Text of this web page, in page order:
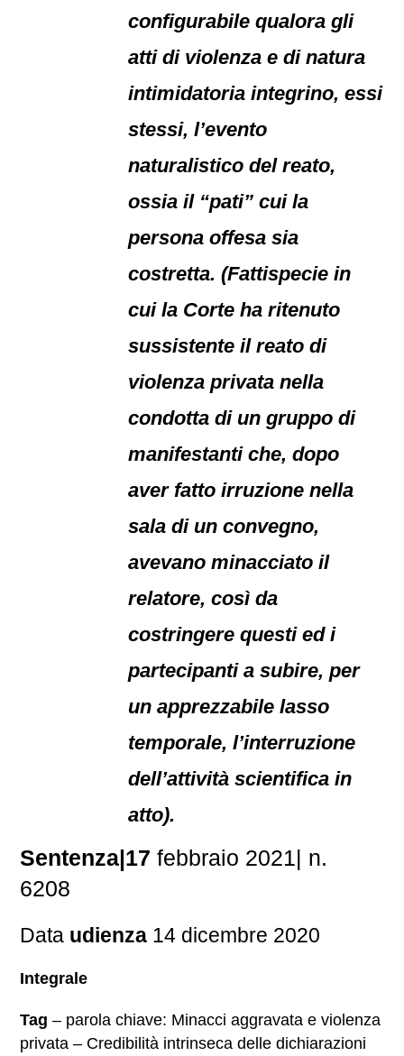
configurabile qualora gli
atti di violenza e di natura
intimidatoria integrino, essi
stessi, l’evento
naturalistico del reato,
ossia il “pati” cui la
persona offesa sia
costretta. (Fattispecie in
cui la Corte ha ritenuto
sussistente il reato di
violenza privata nella
condotta di un gruppo di
manifestanti che, dopo
aver fatto irruzione nella
sala di un convegno,
avevano minacciato il
relatore, così da
costringere questi ed i
partecipanti a subire, per
un apprezzabile lasso
temporale, l’interruzione
dell’attività scientifica in
atto).
Sentenza|17 febbraio 2021| n.
6208
Data udienza 14 dicembre 2020
Integrale
Tag – parola chiave: Minacci aggravata e violenza
privata – Credibilità intrinseca delle dichiarazioni